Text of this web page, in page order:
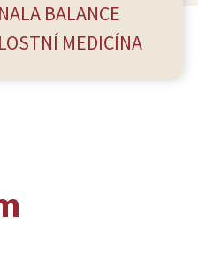
NALA BALANCE
MEDICÍNA